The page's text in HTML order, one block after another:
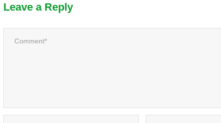
Leave a Reply